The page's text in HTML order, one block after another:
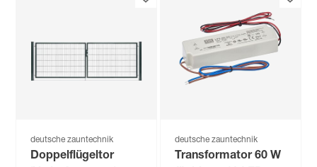
deutsche zauntechnik
Doppelflügeltor
deutsche zauntechnik
Transformator 60 W